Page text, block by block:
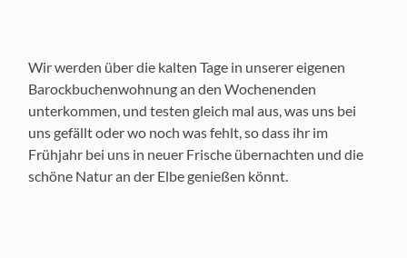
Wir werden über die kalten Tage in unserer eigenen
Barockbuchenwohnung an den Wochenenden
unterkommen, und testen gleich mal aus, was uns bei
uns gefällt oder wo noch was fehlt, so dass ihr im
Frühjahr bei uns in neuer Frische übernachten und die
schöne Natur an der Elbe genießen könnt.